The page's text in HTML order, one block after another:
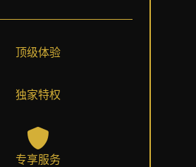
顶级体验
独家特权
专享服务